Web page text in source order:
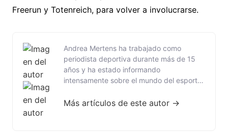
Freerun y Totenreich, para volver a involucrarse.
Andrea Mertens ha trabajado como
periodista deportiva durante más de 15
años y ha estado informando
intensamente sobre el mundo del esports
experiencia en el periodismo deportivo
Más artículos de este autor →